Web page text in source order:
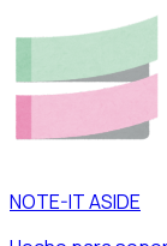
NOTE-IT ASIDE